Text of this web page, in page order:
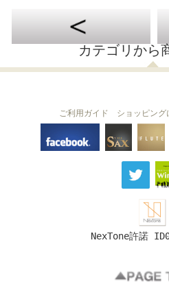
カテゴリから
THE SAX
ご利用ガイド ショッピング
NexTone許諾